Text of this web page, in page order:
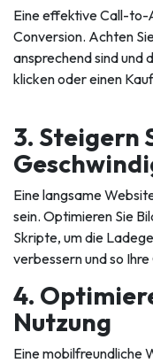
Eine effektive Call-to-
Conversion. Achten
ansprechend sind und
klicken oder einen
3. Steigern
Eine langsame
sein. Optimieren Sie
Skripte, um die
verbessern und so
4.
Nutzung
Eine mobilfreundliche